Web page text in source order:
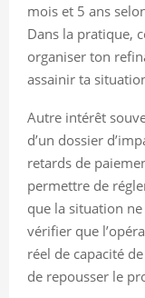
mois et 5 ans
Dans la pratique,
organiser ton
assainir ta
Autre intérêt
d’un dossier
retards de
permettre de
que la situation
vérifier que
réel de capacité
de repousser le